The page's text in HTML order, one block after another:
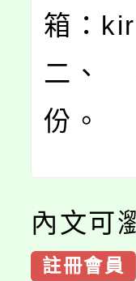
箱：
二、
份。
內文可
註冊會員